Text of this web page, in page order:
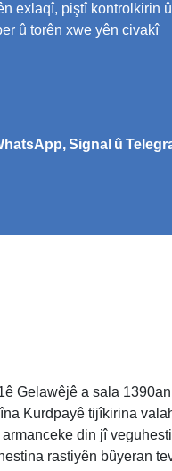
exlaqî, piştî kontrolkirin û
û torên xwe yên civakî
Signal û
Gelawêjê a sala
Kurdpayê tijîkirina
din jî
rastiyên bûyeran